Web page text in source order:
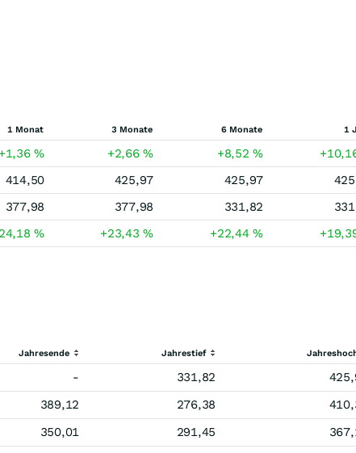
1 Monat 3 Monate 6 Monate 1
+1,36% +2,66% +8,52%
414,50 425,97 425,97
377,98 377,98 331,82
% +23,43% +22,44%
Jahresende Jahrestief
- 331,82
389,12 276,38
350,01 291,45